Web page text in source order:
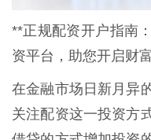
**正规配资开户指南
资平台，助您开启财
在金融市场日新月异
关注配资这一投资方